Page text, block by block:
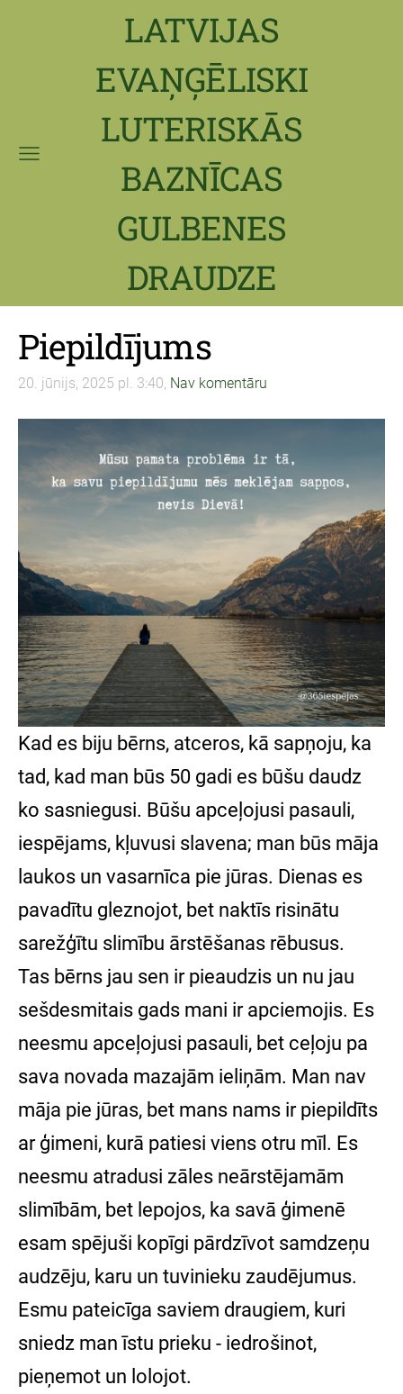
LATVIJAS
EVAŅĢĒLISKI
LUTERISKĀS
BAZNĪCAS
GULBENES
DRAUDZE
Piepildījums
20. jūnijs, 2025 pl. 3:40, Nav komentāru
Kad es biju bērns, atceros, kā sapņoju, ka
tad, kad man būs 50 gadi es būšu daudz
ko sasniegusi. Būšu apceļojusi pasauli,
iespējams, kļuvusi slavena; man būs māja
laukos un vasarnīca pie jūras. Dienas es
pavadītu gleznojot, bet naktīs risinātu
sarežģītu slimību ārstēšanas rēbusus.
Tas bērns jau sen ir pieaudzis un nu jau
sešdesmitais gads mani ir apciemojis. Es
neesmu apceļojusi pasauli, bet ceļoju pa
sava novada mazajām ieliņām. Man nav
māja pie jūras, bet mans nams ir piepildīts
ar ģimeni, kurā patiesi viens otru mīl. Es
neesmu atradusi zāles neārstējamām
slimībām, bet lepojos, ka savā ģimenē
esam spējuši kopīgi pārdzīvot samdzeņu
audzēju, karu un tuvinieku zaudējumus.
Esmu pateicīga saviem draugiem, kuri
sniedz man īstu prieku - iedrošinot,
pieņemot un lolojot.